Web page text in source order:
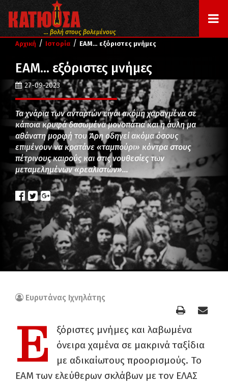
... βολή στους βολεμένους
Αρχική / Ιστορία / EAM… εξόριστες μνήμες
EAM… εξόριστες μνήμες
27-09-2023
Τα χνάρια των ανταρτών είναι ακόμη χαραγμένα σε
κάποια κρυφά δασωμένα μονοπάτια και η άυλη μα
αθάνατη μορφή του Άρη οδηγεί ακόμα όσους
επιμένουν να κρατάνε «ταμπούρι» κόντρα στους
πέτρινους καιρούς και στις νουθεσίες των
μεταμελημένων «ρεαλιστών»…
Ευρυτάνας Ιχνηλάτης
Ε
ξόριστες μνήμες και λαβωμένα
όνειρα χαμένα σε μακρινά ταξίδια
με αδικαίωτους προορισμούς. Το
ΕΑΜ των ελεύθερων σκλάβων με τον ΕΛΑΣ